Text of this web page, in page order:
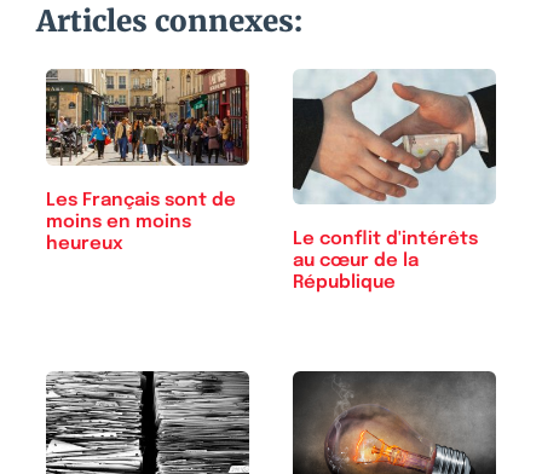
Articles connexes:
Les Français sont de
moins en moins
heureux
Le conflit d'intérêts
au cœur de la
République